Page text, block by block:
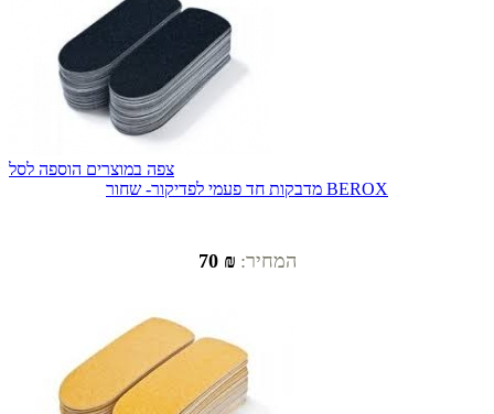
צפה במוצרים הוספה לסל
מדבקות חד פעמי לפדיקור- שחור BEROX
המחיר: ₪ 70